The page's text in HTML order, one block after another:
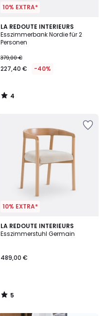
10% EXTRA*
LA REDOUTE INTERIEURS
Esszimmerbank Nordie für 2
Personen
379,00 €
227,40 € -40%
4
/
5
4
/
10% EXTRA*
LA REDOUTE INTERIEURS
Esszimmerstuhl Germain
489,00 €
5
/
5
/